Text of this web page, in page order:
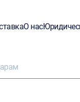
О нас